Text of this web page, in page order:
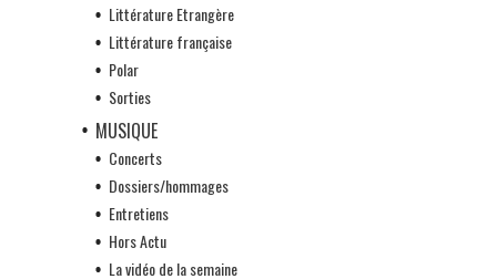
Littérature Etrangère
Littérature française
Polar
Sorties
MUSIQUE
Concerts
Dossiers/hommages
Entretiens
Hors Actu
La vidéo de la semaine